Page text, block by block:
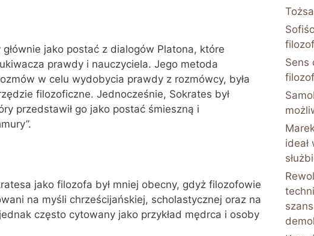
jako postać z dialogów Platona, które
prawdy i nauczyciela. Jego metoda
w celu wydobycia prawdy z rozmówcy, była
filozoficzne. Jednocześnie, Sokrates był
przedstawił go jako postać śmieszną i
jako filozofa był mniej obecny, gdyż filozofowie
na myśli chrześcijańskiej, scholastycznej oraz na
często cytowany jako przykład mędrca i osoby
Sens